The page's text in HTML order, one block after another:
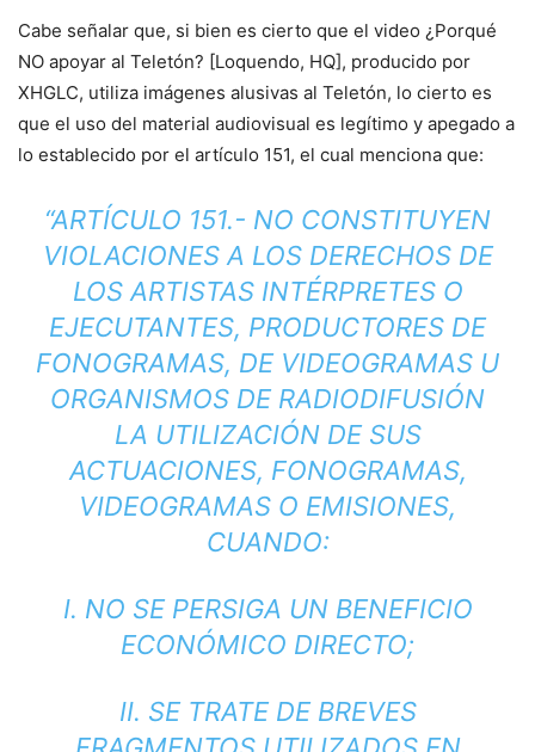
Cabe señalar que, si bien es cierto que el video ¿Porqué
NO apoyar al Teletón? [Loquendo, HQ], producido por
XHGLC, utiliza imágenes alusivas al Teletón, lo cierto es
que el uso del material audiovisual es legítimo y apegado a
lo establecido por el artículo 151, el cual menciona que:
“ARTÍCULO 151.- NO CONSTITUYEN
VIOLACIONES A LOS DERECHOS DE
LOS ARTISTAS INTÉRPRETES O
EJECUTANTES, PRODUCTORES DE
FONOGRAMAS, DE VIDEOGRAMAS U
ORGANISMOS DE RADIODIFUSIÓN
LA UTILIZACIÓN DE SUS
ACTUACIONES, FONOGRAMAS,
VIDEOGRAMAS O EMISIONES,
CUANDO:
I. NO SE PERSIGA UN BENEFICIO
ECONÓMICO DIRECTO;
II. SE TRATE DE BREVES